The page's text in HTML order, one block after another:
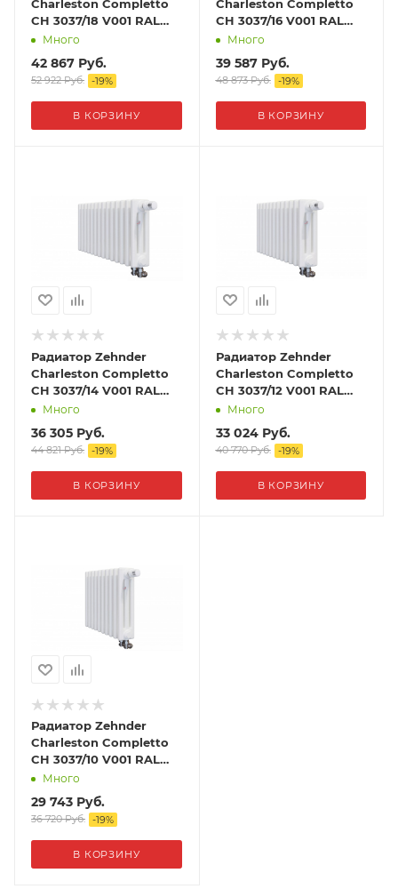
Charleston Completto
CH 3037/18 V001 RAL
9016Много
42 867 Руб.
52 922Руб. -19%
В КОРЗИНУ
Charleston Completto
CH 3037/16 V001 RAL
9016Много
39 587Руб.
48 873Руб. -19%
В КОРЗИНУ
Радиатор Zehnder
Charleston Completto
CH 3037/14 V001 RAL
9016Много
36 305 Руб.
44 821Руб. -19%
В КОРЗИНУ
Радиатор Zehnder
Charleston Completto
CH 3037/12 V001 RAL
9016Много
33 024Руб.
40 770Руб. -19%
В КОРЗИНУ
Радиатор Zehnder
Charleston Completto
CH 3037/10 V001 RAL
9016Много
29 743 Руб.
36 720Руб. -19%
В КОРЗИНУ